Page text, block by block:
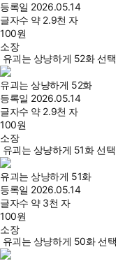
등록일 2026.05.14
글자수 약 2.9천 자
100원
소장
유괴는 상냥하게 52화 선택
유괴는 상냥하게 52화
등록일 2026.05.14
글자수 약 2.9천 자
100원
소장
유괴는 상냥하게 51화 선택
유괴는 상냥하게 51화
등록일 2026.05.14
글자수 약 3천 자
100원
소장
유괴는 상냥하게 50화 선택